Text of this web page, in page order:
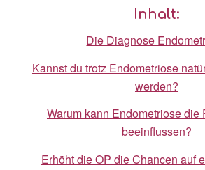
Inhalt:
Die Diagnose
Kannst du trotz Endometriose
werden?
Warum kann Endometriose die
beeinflussen?
Erhöht die OP die Chancen auf